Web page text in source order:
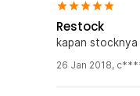
Restock
kapan stocknya
26 Jan 2018,